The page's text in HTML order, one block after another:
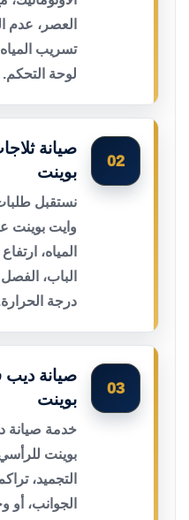
العصر، عدم
تسريب
لوحة التحكم.
02
صيانة
بوينت
نستقبل
وايت بوينت
المياه،
الباب،
درجة
03
صيانة ديب
بوينت
خدمة صيانة
بوينت
التجميد،
الجوانب،